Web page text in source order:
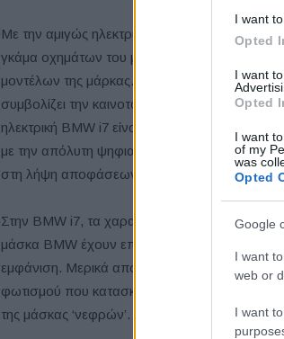
I want
Opted
I want
Opted
I want
of my
was
Opted
Google
I want
web or
I want
Με την αμιγώς ηλεκτρική BMW i7, ο Βαυαρός
γκάμα οχημάτων του με μηδενικές εκπομπές
μοντέλων της μάρκας. «Η νέα BMW Σειρά 7
συμβολίζει την καινοτόμα δύναμη της BMW
ηλεκτρική BMW i7 είναι επίσης η ισχυρότερη
με την απόλυτη ψηφιακή εμπειρία. Αυτό την
στη λήψη αποφάσεων και πρωτοπόρους
Στην BMW i7, τα χαρακτηριστικά
μάσκα BMW έχουν επανασχεδιαστεί πλήρως,
εμφάνιση. Μερικά από τα πιο καθοριστικά
φωτισμού που κατασκευάζονται από
της μάσκας ‘νεφρών’.